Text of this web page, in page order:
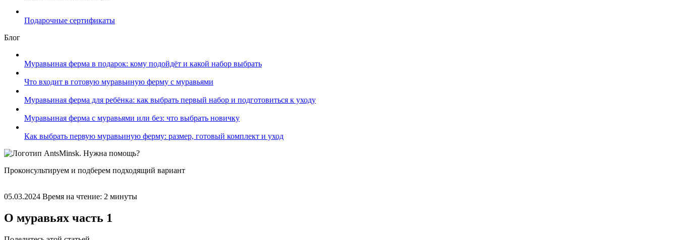
Подарочные сертификаты
Блог
Муравьиная ферма в подарок: кому подойдёт и какой набор выбрать
Что входит в готовую муравьиную ферму с муравьями
Муравьиная ферма для ребёнка: как выбрать первый набор и подготовиться к уходу
Муравьиная ферма с муравьями или без: что выбрать новичку
Как выбрать первую муравьиную ферму: размер, готовый комплект и уход
Нужна помощь?
Проконсультируем и подберем подходящий вариант
05.03.2024 Время на чтение: 2 минуты
О муравьях часть 1